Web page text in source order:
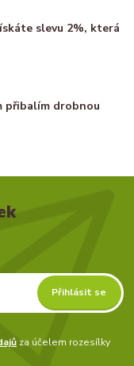
slevu 2%, která
přibalím drobnou
Přihlásit se
za účelem rozesílky